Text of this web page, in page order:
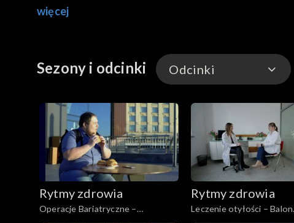
więcej
Sezony i odcinki Odcinki
Odcinki
Rytmy zdrowia
Operacje Bariatryczne –
Rytmy zdrowia
Leczenie otyłości – Balon